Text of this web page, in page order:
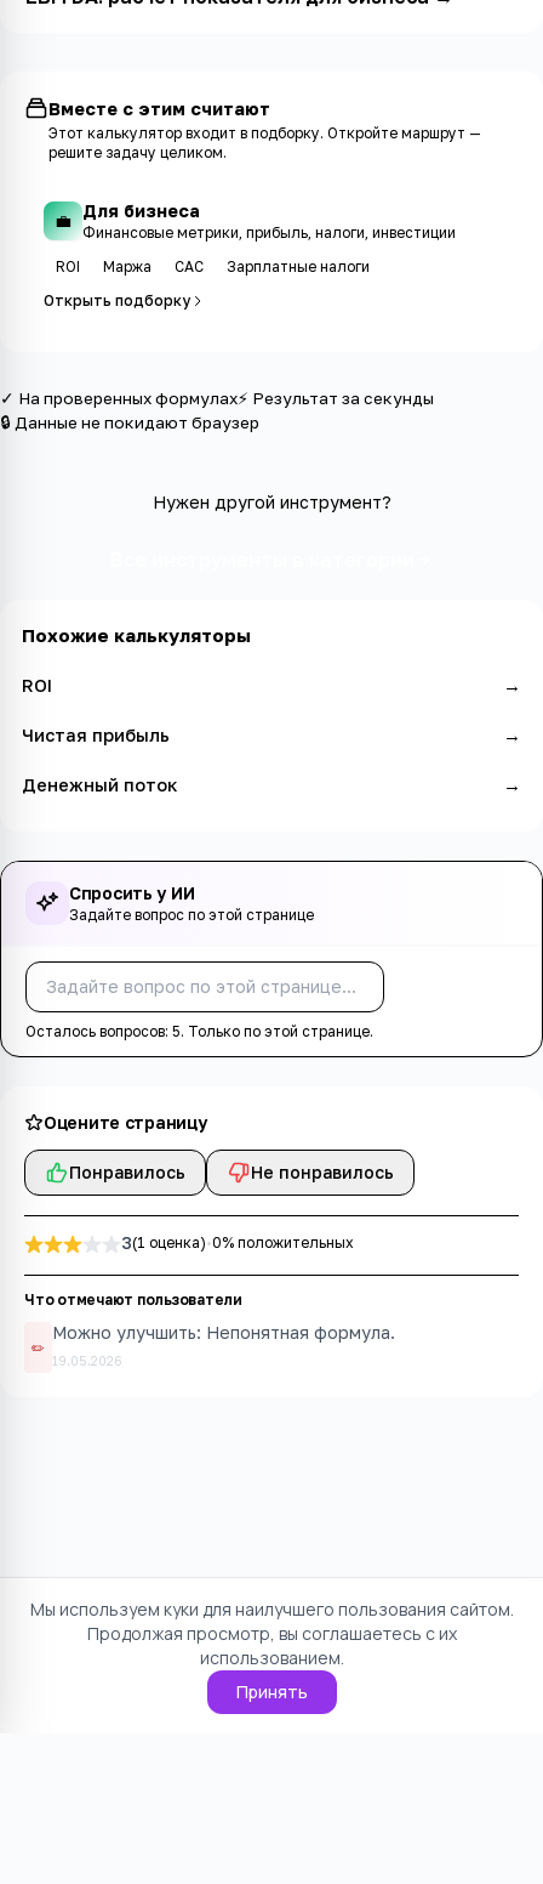
Вместе с этим считают
Этот калькулятор входит в подборку. Откройте маршрут —
решите задачу целиком.
💼 Для бизнеса
Финансовые метрики, прибыль, налоги, инвестиции
ROI
Маржа CAC
Зарплатные налоги
Открыть подборку
✓ На проверенных формулах⚡ Результат за секунды
🔒 Данные не покидают браузер
Нужен другой инструмент?
Похожие калькуляторы
ROI →
Чистая прибыль →
Денежный поток →
Спросить у ИИ
Задайте вопрос по этой странице
Осталось вопросов: 5. Только по этой странице.
Оцените страницу
Понравилось Не понравилось
3(1 оценка)•0% положительных
Что отмечают пользователи
✏️
Можно улучшить: Непонятная формула.
19.05.2026
Мы используем куки для наилучшего пользования сайтом.
Продолжая просмотр, вы соглашаетесь с их
использованием.
Принять